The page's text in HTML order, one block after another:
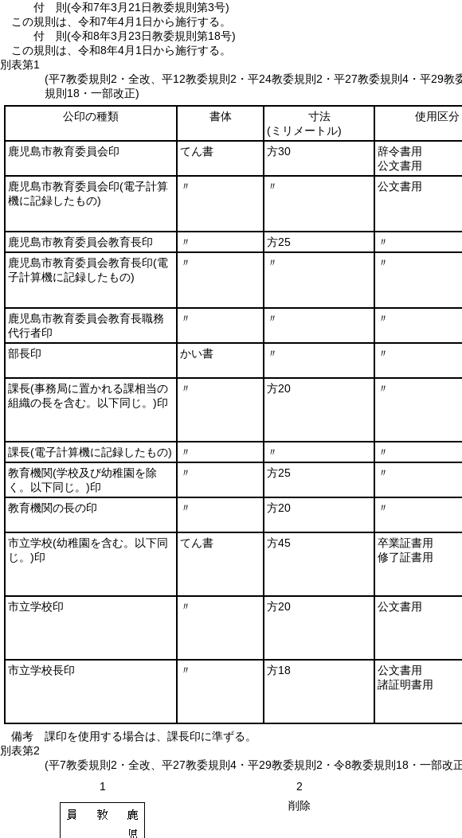
付 則(令和7年3月21日教委規則第3号)
この規則は、令和7年4月1日から施行する。
付 則(令和8年3月23日教委規則第18号)
この規則は、令和8年4月1日から施行する。
別表第1
(平7教委規則2・全改、平12教委規則2・平24教委規則2・平27教委規則4・平29
規則18・一部改正)
公印の種類
書体
寸法
(ミリメートル)
使用区分
鹿児島市教育委員会印 てん書 方30
辞令書用
公文書用
鹿児島市教育委員会印(電子計算
機に記録したもの)
〃 〃 公文書用
鹿児島市教育委員会教育長印 〃 方25
〃
鹿児島市教育委員会教育長印(電
子計算機に記録したもの)
〃 〃 〃
鹿児島市教育委員会教育長職務
代行者印
〃 〃 〃
部長印 かい書 〃 〃
課長(事務局に置かれる課相当の
組織の長を含む。以下同じ。)印
〃 方20 〃
課長(電子計算機に記録したもの) 〃 〃
〃
教育機関(学校及び幼稚園を除
く。以下同じ。)印
〃 方25 〃
教育機関の長の印 〃 方20 〃
市立学校(幼稚園を含む。以下同
じ。)印
てん書 方45
卒業証書用
修了証書用
市立学校印 〃 方20 公文書用
市立学校長印 〃 方18
公文書用
諸証明書用
備考 課印を使用する場合は、課長印に準ずる。
別表第2
(平7教委規則2・全改、平27教委規則4・平29教委規則2・令8教委規則18・一部改
1
2
削除